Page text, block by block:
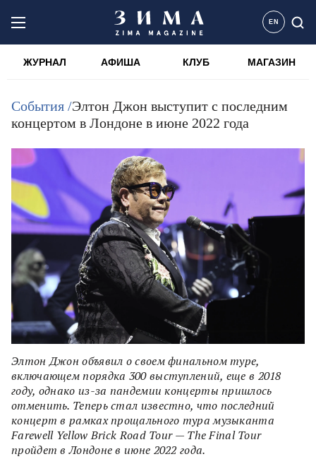
EN
ЖУРНАЛ АФИША КЛУБ МАГАЗИН
События /Элтон Джон выступит с последним
концертом в Лондоне в июне 2022 года
Элтон Джон объявил о своем финальном туре,
включающем порядка 300 выступлений, еще в 2018
году, однако из-за пандемии концерты пришлось
отменить. Теперь стал известно, что последний
концерт в рамках прощального тура музыканта
Farewell Yellow Brick Road Tour — The Final Tour
пройдет в Лондоне в июне 2022 года.